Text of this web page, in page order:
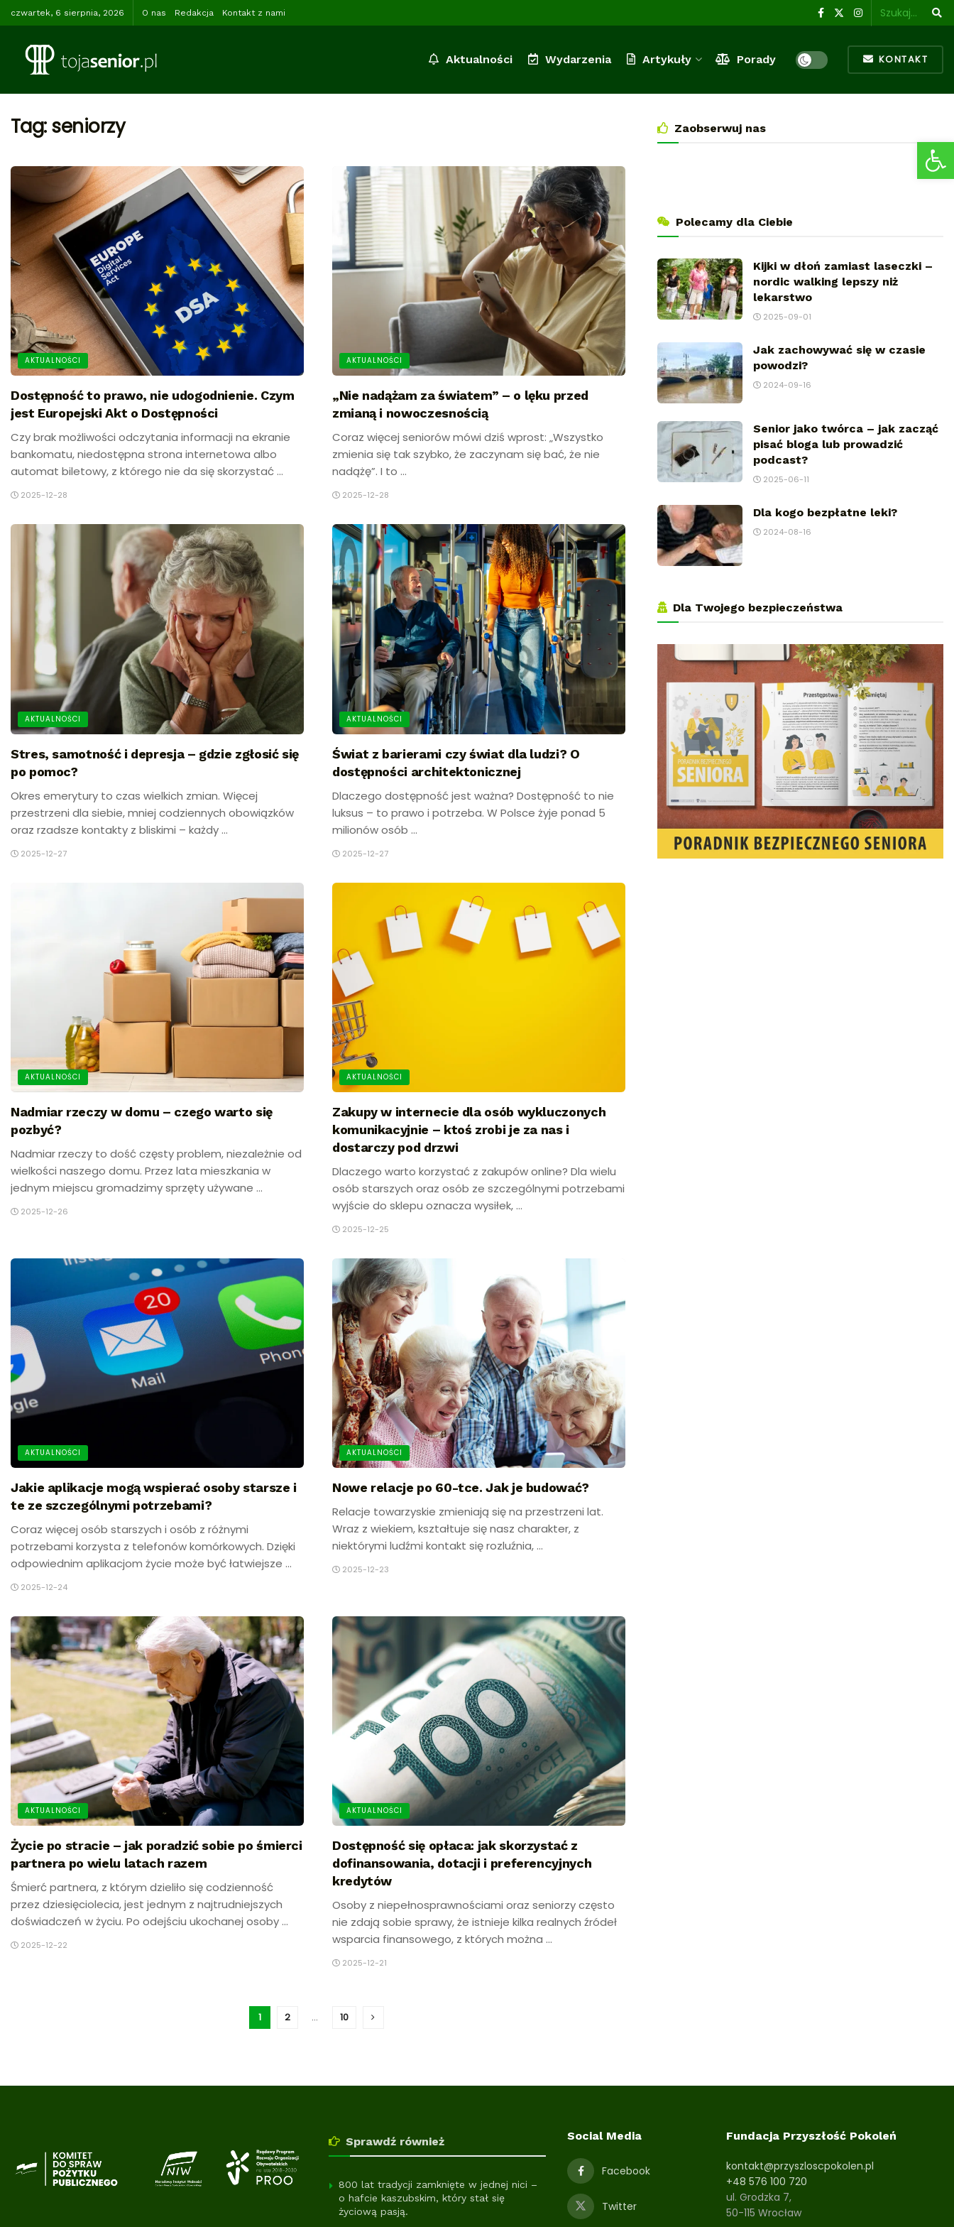
czwartek, 6 sierpnia, 2026 O nas Redakcja Kontakt z nami
Aktualności Wydarzenia Artykuły Porady KONTAKT
Tag:seniorzy
AKTUALNOŚCI
Dostępność to prawo, nie udogodnienie. Czym
jest Europejski Akt o Dostępności
Czy brak możliwości odczytania informacji na ekranie
bankomatu, niedostępna strona internetowa albo
automat biletowy, z którego nie da się skorzystać ...
2025-12-28
AKTUALNOŚCI
„Nie nadążam za światem” – o lęku przed
zmianą i nowoczesnością
Coraz więcej seniorów mówi dziś wprost: „Wszystko
zmienia się tak szybko, że zaczynam się bać, że nie
nadążę”. I to ...
2025-12-28
AKTUALNOŚCI
Stres, samotność i depresja – gdzie zgłosić się
po pomoc?
Okres emerytury to czas wielkich zmian. Więcej
przestrzeni dla siebie, mniej codziennych obowiązków
oraz rzadsze kontakty z bliskimi – każdy ...
2025-12-27
AKTUALNOŚCI
Świat z barierami czy świat dla ludzi? O
dostępności architektonicznej
Dlaczego dostępność jest ważna? Dostępność to nie
luksus – to prawo i potrzeba. W Polsce żyje ponad 5
milionów osób ...
2025-12-27
AKTUALNOŚCI
Nadmiar rzeczy w domu – czego warto się
pozbyć?
Nadmiar rzeczy to dość częsty problem, niezależnie od
wielkości naszego domu. Przez lata mieszkania w
jednym miejscu gromadzimy sprzęty używane ...
2025-12-26
AKTUALNOŚCI
Zakupy w internecie dla osób wykluczonych
komunikacyjnie – ktoś zrobi je za nas i
dostarczy pod drzwi
Dlaczego warto korzystać z zakupów online? Dla wielu
osób starszych oraz osób ze szczególnymi potrzebami
wyjście do sklepu oznacza wysiłek, ...
2025-12-25
AKTUALNOŚCI
Jakie aplikacje mogą wspierać osoby starsze i
te ze szczególnymi potrzebami?
Coraz więcej osób starszych i osób z różnymi
potrzebami korzysta z telefonów komórkowych. Dzięki
odpowiednim aplikacjom życie może być łatwiejsze ...
2025-12-24
AKTUALNOŚCI
Nowe relacje po 60-tce. Jak je budować?
Relacje towarzyskie zmieniają się na przestrzeni lat.
Wraz z wiekiem, kształtuje się nasz charakter, z
niektórymi ludźmi kontakt się rozluźnia, ...
2025-12-23
AKTUALNOŚCI
Życie po stracie – jak poradzić sobie po śmierci
partnera po wielu latach razem
Śmierć partnera, z którym dzieliło się codzienność
przez dziesięciolecia, jest jednym z najtrudniejszych
doświadczeń w życiu. Po odejściu ukochanej osoby ...
2025-12-22
AKTUALNOŚCI
Dostępność się opłaca: jak skorzystać z
dofinansowania, dotacji i preferencyjnych
kredytów
Osoby z niepełnosprawnościami oraz seniorzy często
nie zdają sobie sprawy, że istnieje kilka realnych źródeł
wsparcia finansowego, z których można ...
2025-12-21
1 2 … 10
Zaobserwuj nas
Polecamy dla Ciebie
Kijki w dłoń zamiast laseczki –
nordic walking lepszy niż
lekarstwo
2025-09-01
Jak zachowywać się w czasie
powodzi?
2024-09-16
Senior jako twórca – jak zacząć
pisać bloga lub prowadzić
podcast?
2025-06-11
Dla kogo bezpłatne leki?
2024-08-16
Dla Twojego bezpieczeństwa
Sprawdź również
800 lat tradycji zamknięte w jednej nici –
o hafcie kaszubskim, który stał się
życiową pasją.
Social Media
Facebook
Twitter
Fundacja Przyszłość Pokoleń
kontakt@przyszloscpokolen.pl
+48 576 100 720
ul. Grodzka 7,
50-115 Wrocław